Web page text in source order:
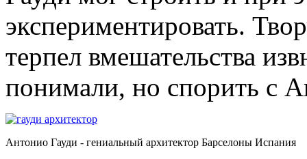
экспериментировать.
терпел вмешательства
понимали, но спорить с
Антонио Гауди - гениальный архитектор Барселоны Испания